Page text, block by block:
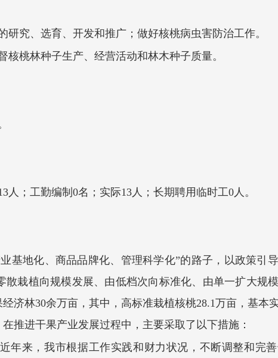
研究、选育、开发和推广；做好核桃病虫害防治工作。
核桃林种子生产、经营活动和林木种子质量。
；工勤编制0名；实际13人；长期聘用临时工0人。
基地化、商品品牌化、管理科学化”的路子，以政策引
栽植向规模发展、由低档次向标准化、由单一扩大规
济林30余万亩，其中，高标准栽植核桃28.1万亩，基本
推进干果产业发展过程中，主要采取了以下措施：
年来，我市根据工作实践和财力状况，不断调整和完